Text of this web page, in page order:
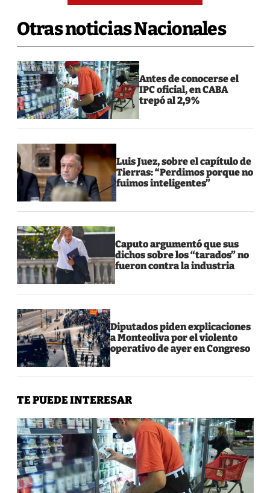
Otras noticias Nacionales
Antes de conocerse el
IPC oficial, en CABA
trepó al 2,9%
Luis Juez, sobre el capítulo de
Tierras: “Perdimos porque no
fuimos inteligentes”
Caputo argumentó que sus
dichos sobre los “tarados” no
fueron contra la industria
Diputados piden explicaciones
a Monteoliva por el violento
operativo de ayer en Congreso
TE PUEDE INTERESAR